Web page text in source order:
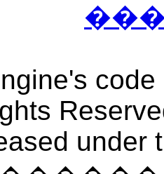
under